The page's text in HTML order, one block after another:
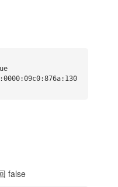
false